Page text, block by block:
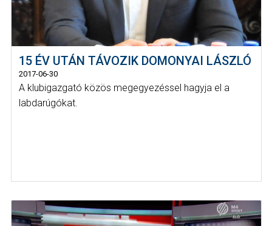
15 ÉV UTÁN TÁVOZIK DOMONYAI LÁSZLÓ
2017-06-30
A klubigazgató közös megegyezéssel hagyja el a
labdarúgókat.